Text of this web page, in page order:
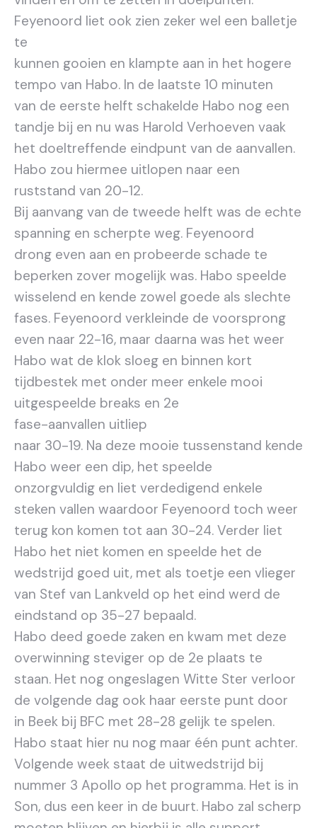
Feyenoord liet ook zien zeker wel een balletje
te
kunnen gooien en klampte aan in het hogere
tempo van Habo. In de laatste 10 minuten
van de eerste helft schakelde Habo nog een
tandje bij en nu was Harold Verhoeven vaak
het doeltreffende eindpunt van de aanvallen.
Habo zou hiermee uitlopen naar een
ruststand van 20-12.
Bij aanvang van de tweede helft was de echte
spanning en scherpte weg. Feyenoord
drong even aan en probeerde schade te
beperken zover mogelijk was. Habo speelde
wisselend en kende zowel goede als slechte
fases. Feyenoord verkleinde de voorsprong
even naar 22-16, maar daarna was het weer
Habo wat de klok sloeg en binnen kort
tijdbestek met onder meer enkele mooi
uitgespeelde breaks en 2e
fase-aanvallen uitliep
naar 30-19. Na deze mooie tussenstand kende
Habo weer een dip, het speelde
onzorgvuldig en liet verdedigend enkele
steken vallen waardoor Feyenoord toch weer
terug kon komen tot aan 30-24. Verder liet
Habo het niet komen en speelde het de
wedstrijd goed uit, met als toetje een vlieger
van Stef van Lankveld op het eind werd de
eindstand op 35-27 bepaald.
Habo deed goede zaken en kwam met deze
overwinning steviger op de 2e plaats te
staan. Het nog ongeslagen Witte Ster verloor
de volgende dag ook haar eerste punt door
in Beek bij BFC met 28-28 gelijk te spelen.
Habo staat hier nu nog maar één punt achter.
Volgende week staat de uitwedstrijd bij
nummer 3 Apollo op het programma. Het is in
Son, dus een keer in de buurt. Habo zal scherp